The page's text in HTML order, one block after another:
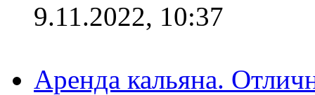
9.11.2022, 10:37
Аренда кальяна.